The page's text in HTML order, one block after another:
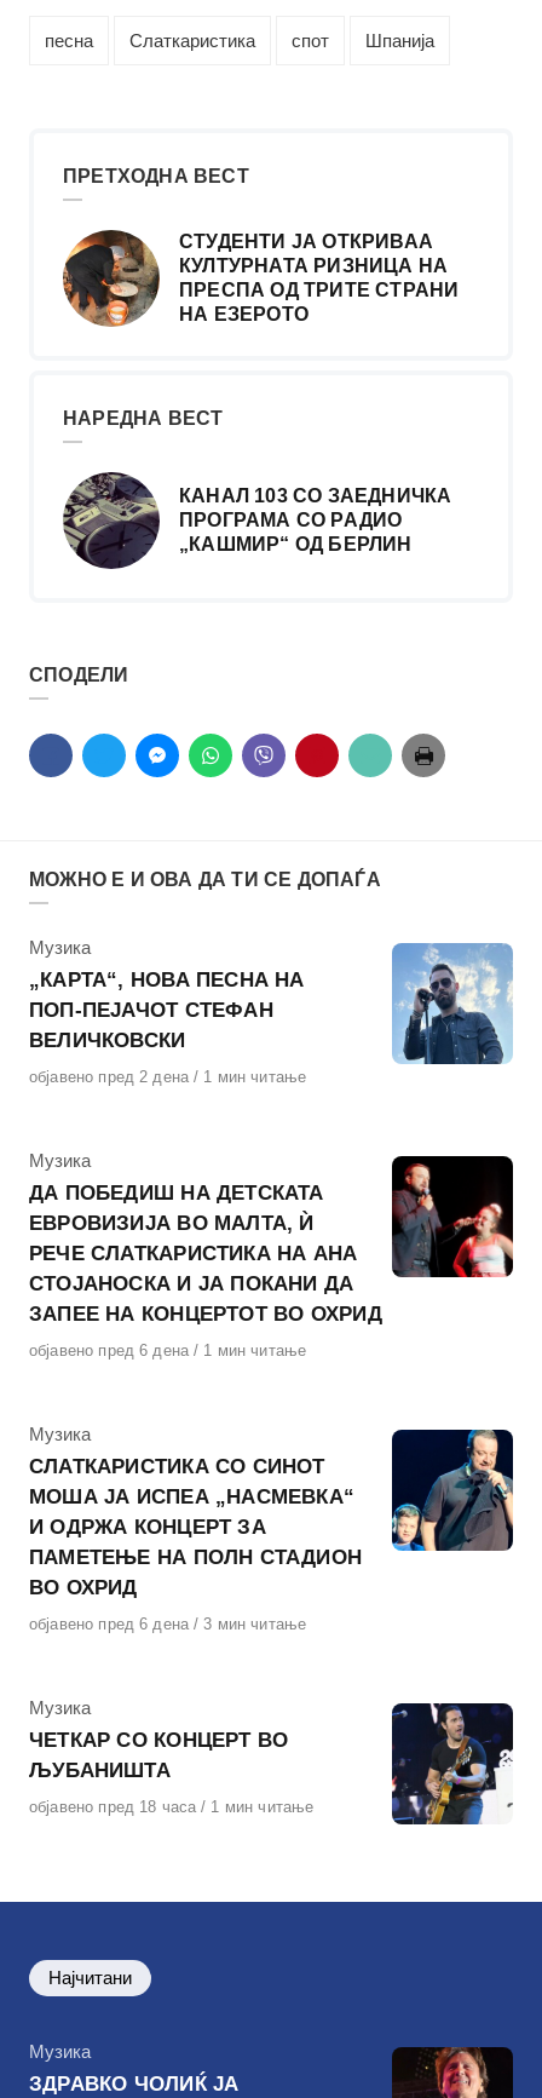
песна Слаткаристика спот Шпанија
ПРЕТХОДНА ВЕСТ
СТУДЕНТИ ЈА ОТКРИВАА
КУЛТУРНАТА РИЗНИЦА НА
ПРЕСПА ОД ТРИТЕ СТРАНИ
НА ЕЗЕРОТО
НАРЕДНА ВЕСТ
КАНАЛ 103 СО ЗАЕДНИЧКА
ПРОГРАМА СО РАДИО
„КАШМИР“ ОД БЕРЛИН
СПОДЕЛИ
МОЖНО Е И ОВА ДА ТИ СЕ ДОПАЃА
КАтегорија
Музика
„КАРТА“, НОВА ПЕСНА НА
ПОП-ПЕЈАЧОТ СТЕФАН
ВЕЛИЧКОВСКИ
Објавено
објавено пред 2 дена 1 мин читање
КАтегорија
Музика
ДА ПОБЕДИШ НА ДЕТСКАТА
ЕВРОВИЗИЈА ВО МАЛТА, Ѝ
РЕЧЕ СЛАТКАРИСТИКА НА АНА
СТОЈАНОСКА И ЈА ПОКАНИ ДА
ЗАПЕЕ НА КОНЦЕРТОТ ВО ОХРИД
Објавено
објавено пред 6 дена 1 мин читање
КАтегорија
Музика
СЛАТКАРИСТИКА СО СИНОТ
МОША ЈА ИСПЕА „НАСМЕВКА“
И ОДРЖА КОНЦЕРТ ЗА
ПАМЕТЕЊЕ НА ПОЛН СТАДИОН
ВО ОХРИД
Објавено
објавено пред 6 дена 3 мин читање
КАтегорија
Музика
ЧЕТКАР СО КОНЦЕРТ ВО
ЉУБАНИШТА
Објавено
објавено пред 18 часа 1 мин читање
Најчитани
КАтегорија
Музика
ЗДРАВКО ЧОЛИЌ ЈА